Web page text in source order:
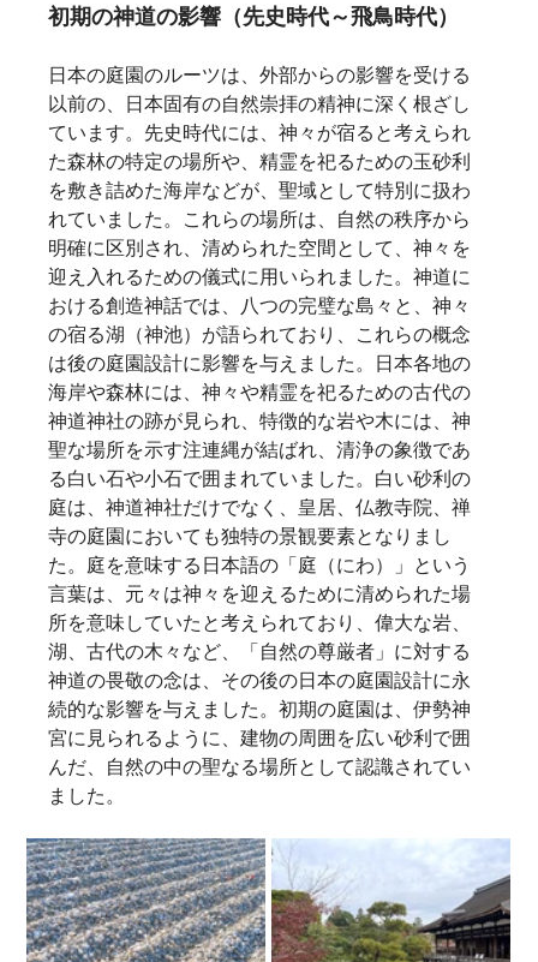
初期の神道の影響（先史時代～飛鳥時代）
日本の庭園のルーツは、外部からの影響を受ける
以前の、日本固有の自然崇拝の精神に深く根ざし
ています。先史時代には、神々が宿ると考えられ
た森林の特定の場所や、精霊を祀るための玉砂利
を敷き詰めた海岸などが、聖域として特別に扱わ
れていました。これらの場所は、自然の秩序から
明確に区別され、清められた空間として、神々を
迎え入れるための儀式に用いられました。神道に
おける創造神話では、八つの完璧な島々と、神々
の宿る湖（神池）が語られており、これらの概念
は後の庭園設計に影響を与えました。日本各地の
海岸や森林には、神々や精霊を祀るための古代の
神道神社の跡が見られ、特徴的な岩や木には、神
聖な場所を示す注連縄が結ばれ、清浄の象徴であ
る白い石や小石で囲まれていました。白い砂利の
庭は、神道神社だけでなく、皇居、仏教寺院、禅
寺の庭園においても独特の景観要素となりまし
た。庭を意味する日本語の「庭（にわ）」という
言葉は、元々は神々を迎えるために清められた場
所を意味していたと考えられており、偉大な岩、
湖、古代の木々など、「自然の尊厳者」に対する
神道の畏敬の念は、その後の日本の庭園設計に永
続的な影響を与えました。初期の庭園は、伊勢神
宮に見られるように、建物の周囲を広い砂利で囲
んだ、自然の中の聖なる場所として認識されてい
ました。